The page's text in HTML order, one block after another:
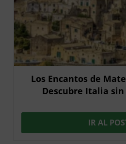
Los Encantos de
Descubre Italia
IR AL